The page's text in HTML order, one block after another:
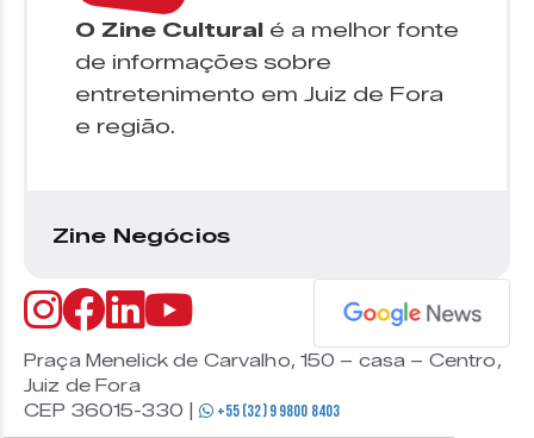
O Zine Cultural é a melhor fonte
de informações sobre
entretenimento em Juiz de Fora
e região.
Zine Negócios
Praça Menelick de Carvalho, 150 – casa – Centro,
Juiz de Fora
CEP 36015-330 |
+55 (32) 9 9800 8403